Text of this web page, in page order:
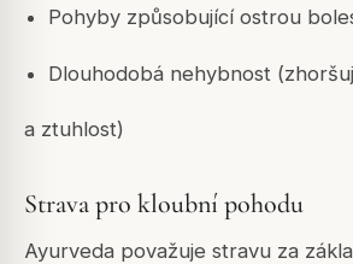
Pohyby způsobující ostrou
Dlouhodobá nehybnost
a ztuhlost)
Strava pro kloubní pohodu
Ayurveda považuje stravu za